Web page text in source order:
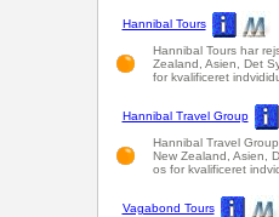
Hannibal Tours
Hannibal Tours har
Zealand, Asien, Det
for kvalificeret
Hannibal Travel Group
Hannibal Travel
New Zealand, Asien,
os for kvalificeret
Vagabond Tours